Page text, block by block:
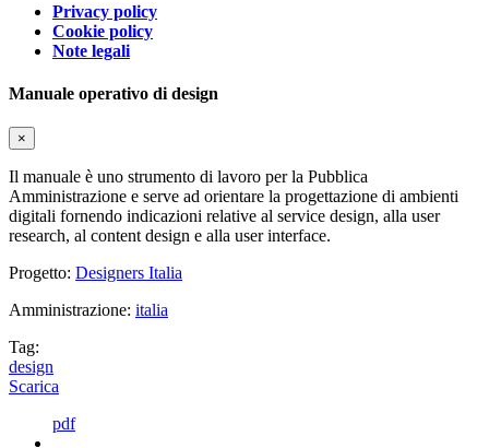
Privacy policy
Cookie policy
Note legali
Manuale operativo di design
×
Il manuale è uno strumento di lavoro per la Pubblica
Amministrazione e serve ad orientare la progettazione di ambienti
digitali fornendo indicazioni relative al service design, alla user
research, al content design e alla user interface.
Progetto: Designers Italia
Amministrazione: italia
Tag:
design
Scarica
pdf